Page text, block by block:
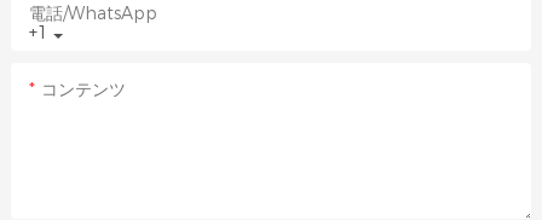
+1
電話/WhatsApp
コンテンツ